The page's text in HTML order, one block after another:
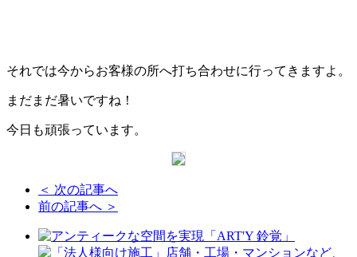
それでは今からお客様の所へ打ち合わせに行ってきますよ。
まだまだ暑いですね！
今日も頑張っています。
＜ 次の記事へ
前の記事へ ＞